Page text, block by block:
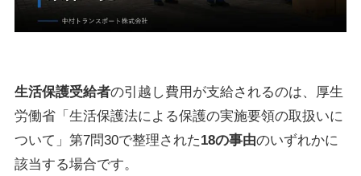
生活保護受給者の引越し費用が支給されるのは、厚生
労働省「生活保護法による保護の実施要領の取扱いに
ついて」第7問30で整理された18の事由のいずれかに
該当する場合です。